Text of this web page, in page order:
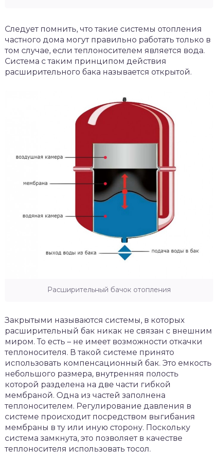
Следует помнить, что такие системы отопления
частного дома могут правильно работать только в
том случае, если теплоносителем является вода.
Система с таким принципом действия
расширительного бака называется открытой.
Расширительный бачок отопления
Закрытыми называются системы, в которых
расширительный бак никак не связан с внешним
миром. То есть – не имеет возможности откачки
теплоносителя. В такой системе принято
использовать компенсационный бак. Это емкость
небольшого размера, внутренняя полость
которой разделена на две части гибкой
мембраной. Одна из частей заполнена
теплоносителем. Регулирование давления в
системе происходит посредством выгибания
мембраны в ту или иную сторону. Поскольку
система замкнута, это позволяет в качестве
теплоносителя использовать тосол.